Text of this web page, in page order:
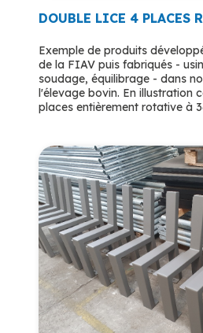
DOUBLE LICE 4 PLACES
Exemple de produits
de la FIAV puis fabriqués -
soudage, équilibrage - dans
l'élevage bovin. En illustration
places entièrement rotative à